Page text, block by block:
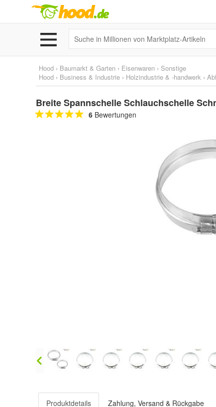
Hood › Baumarkt & Garten › Eisenwaren › Sonstige
Hood › Business & Industrie › Holzindustrie & -handwerk ›
Breite Spannschelle Schlauchschelle
6 Bewertungen
Produktdetails Zahlung, Versand & Rückgabe